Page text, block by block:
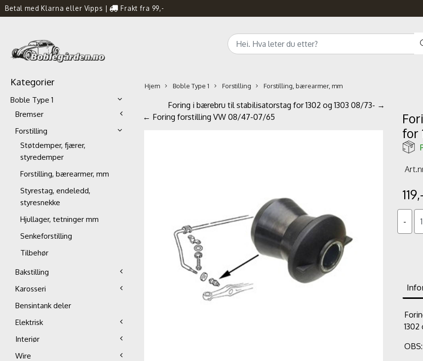
Betal med Klarna eller Vipps | Frakt fra 99,-
Kategorier
Boble Type 1
Bremser
Forstilling
Støtdemper, fjærer,
styredemper
Forstilling, bærearmer, mm
Styrestag, endeledd,
styresnekke
Hjullager, tetninger mm
Senkeforstilling
Tilbehør
Bakstilling
Karosseri
Bensintank deler
Elektrisk
Interiør
Wire
Hjem Boble Type 1 Forstilling Forstilling, bærearmer, mm
Foring i bærebru til stabilisatorstag for 1302 og 1303 08/73- →
← Foring forstilling VW 08/47-07/65
for
119,-